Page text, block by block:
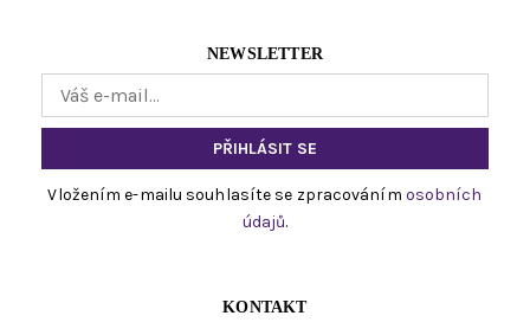
NEWSLETTER
Vložením e-mailu souhlasíte se zpracováním osobních
údajů.
KONTAKT